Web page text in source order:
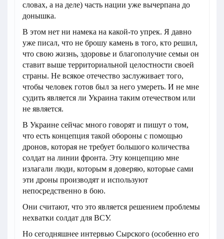
словах, а на деле) часть нации уже вычерпана до
донышка.
В этом нет ни намека на какой-то упрек. Я давно
уже писал, что не брошу камень в того, кто решил,
что свою жизнь, здоровье и благополучие семьи он
ставит выше территориальной целостности своей
страны. Не всякое отечество заслуживает того,
чтобы человек готов был за него умереть. И не мне
судить является ли Украина таким отечеством или
не является.
В Украине сейчас много говорят и пишут о том,
что есть концепция такой обороны с помощью
дронов, которая не требует большого количества
солдат на линии фронта. Эту концепцию мне
излагали люди, которым я доверяю, которые сами
эти дроны производят и используют
непосредственно в бою.
Они считают, что это является решением проблемы
нехватки солдат для ВСУ.
Но сегодняшнее интервью Сырского (особенно его